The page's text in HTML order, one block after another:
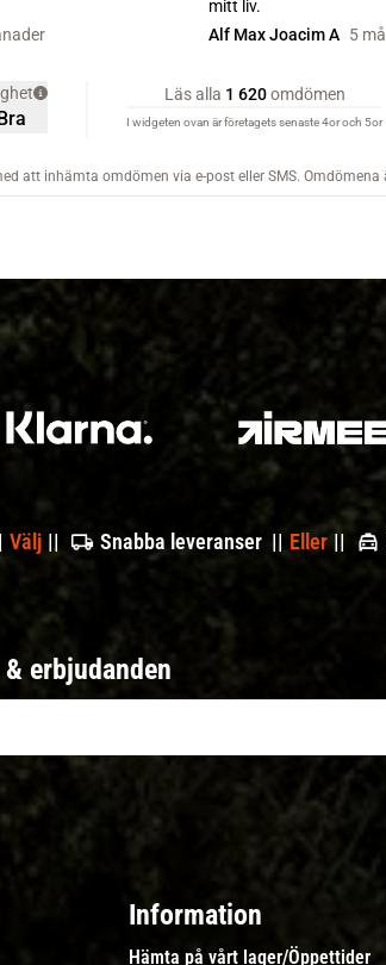
Välj || Snabba leveranser || Eller ||
erbjudanden
Information
Hämta på vårt lager/Öppettider